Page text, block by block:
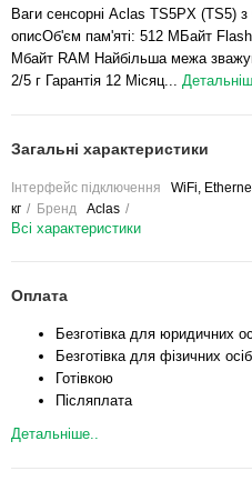
Ваги сенсорні Aclas TS5PX (TS5)
описОб'єм пам'яті: 512 МБайт
Мбайт RAM Найбільша межа
2/5 г Гарантія 12 Місяц...
Загальні характеристики
Інтерфейс підключення WiFi,
кг
Бренд Aclas
Всі характеристики
Оплата
Безготівка для юридичних
Безготівка для фізичних осіб
Готівкою
Післяплата
Детальніше..